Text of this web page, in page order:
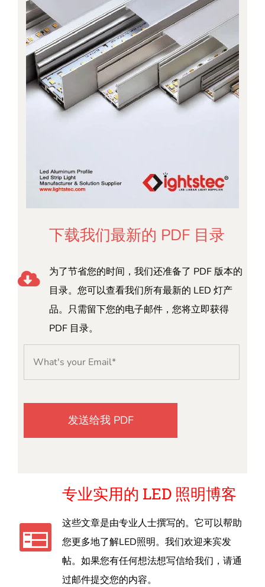
下载我们最新的 PDF 目录
为了节省您的时间，我们还准备了 PDF 版本的
目录。您可以查看我们所有最新的 LED 灯产
品。只需留下您的电子邮件，您将立即获得
PDF 目录。
专业实用的 LED 照明博客
这些文章是由专业人士撰写的。它可以帮助
您更多地了解LED照明。我们欢迎来宾发
帖。如果您有任何想法想写信给我们，请通
过邮件提交您的内容。